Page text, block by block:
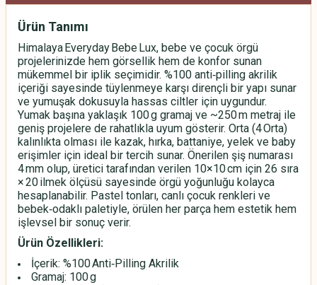
Ürün Tanımı
Himalaya Everyday Bebe Lux, bebe ve çocuk örgü
projelerinizde hem görsellik hem de konfor sunan
mükemmel bir iplik seçimidir. %100 anti‑pilling akrilik
içeriği sayesinde tüylenmeye karşı dirençli bir yapı sunar
ve yumuşak dokusuyla hassas ciltler için uygundur.
Yumak başına yaklaşık 100 g gramaj ve ~250 m metraj ile
geniş projelere de rahatlıkla uyum gösterir. Orta (4 Orta)
kalınlıkta olması ile kazak, hırka, battaniye, yelek ve baby
erişimler için ideal bir tercih sunar. Önerilen şiş numarası
4 mm olup, üretici tarafından verilen 10×10 cm için 26 sıra
× 20 ilmek ölçüsü sayesinde örgü yoğunluğu kolayca
hesaplanabilir. Pastel tonları, canlı çocuk renkleri ve
bebek‑odaklı paletiyle, örülen her parça hem estetik hem
işlevsel bir sonuç verir.
Ürün Özellikleri:
İçerik: %100 Anti‑Pilling Akrilik
Gramaj: 100 g